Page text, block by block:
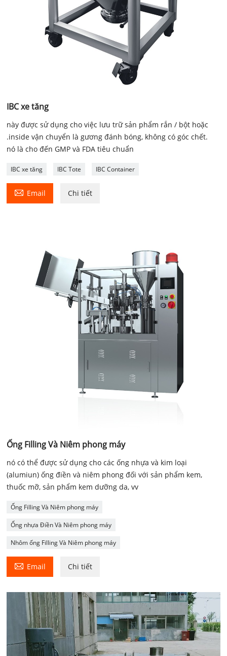
IBC xe tăng
này được sử dụng cho việc lưu trữ sản phẩm rắn / bột hoặc
.inside vận chuyển là gương đánh bóng, không có góc chết.
nó là cho đến GMP và FDA tiêu chuẩn
IBC xe tăng IBC Tote IBC Container
 Email Chi tiết
Ống Filling Và Niêm phong máy
nó có thể được sử dụng cho các ống nhựa và kim loại
(alumiun) ống điền và niêm phong đối với sản phẩm kem,
thuốc mỡ, sản phẩm kem dưỡng da, vv
Ống Filling Và Niêm phong máy
Ống nhựa Điền Và Niêm phong máy
Nhôm ống Filling Và Niêm phong máy
 Email Chi tiết